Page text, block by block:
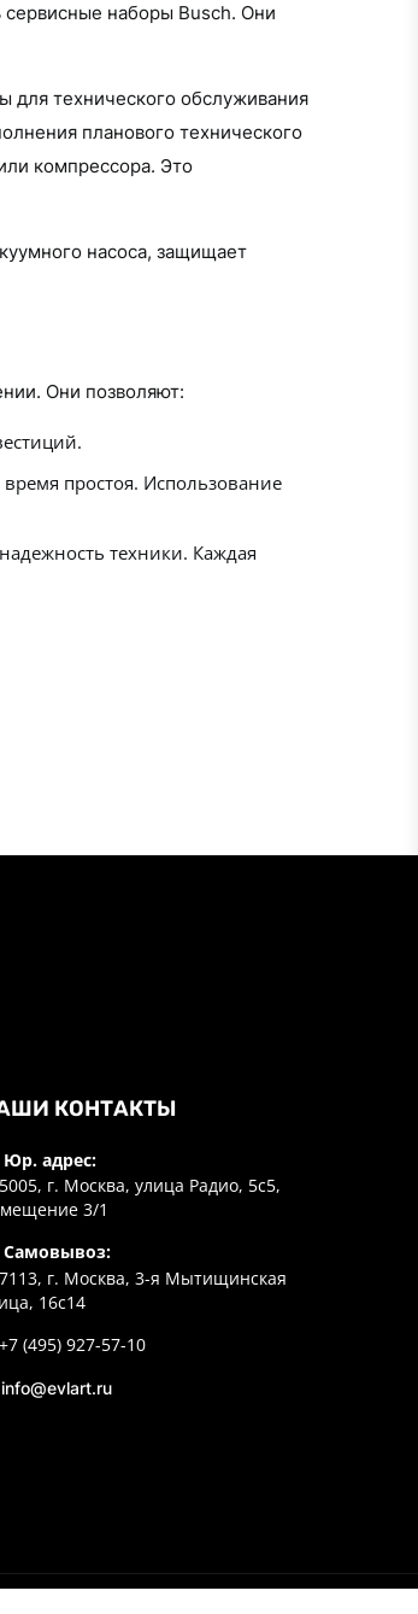
наборы Busch. Они
для технического обслуживания
планового технического
компрессора. Это
насоса, защищает
Они позволяют:
простоя. Использование
техники. Каждая
КОНТАКТЫ
Юр. адрес:
г. Москва, улица Радио, 5с5,
3/1
Самовывоз:
г. Москва, 3-я Мытищинская
16с14
+7 (495) 927-57-10
info@evlart.ru